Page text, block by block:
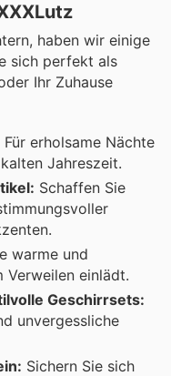
haben wir einige
sich perfekt als
Ihr Zuhause
Für erholsame Nächte
Jahreszeit.
Schaffen Sie
warme und
Verweilen einlädt.
Geschirrsets:
unvergessliche
Sichern Sie sich